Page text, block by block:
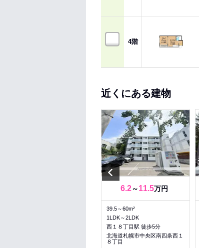
4階
近くにある建物
Previous
6.2～11.5万円
39.5～60m²
1LDK～2LDK
西１８丁目駅 徒歩5分
北海道札幌市中央区南四条西１
８丁目